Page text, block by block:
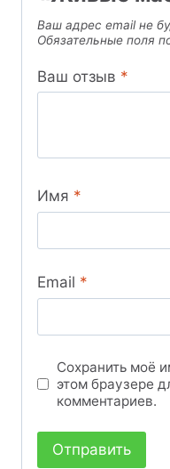
Ваш адрес email не
Обязательные поля
Ваш отзыв *
Имя *
Email *
Сохранить моё
этом браузере
комментариев.